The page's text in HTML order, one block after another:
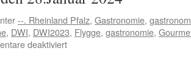
--. Rheinland Pfalz, Gastronomie,
, DWI, DWI2023, Flygge, gastronomie,
deaktiviertfür